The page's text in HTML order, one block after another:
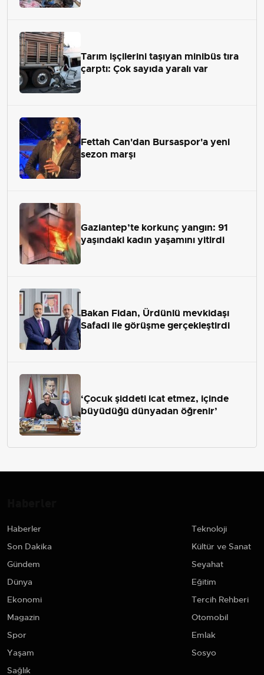
Tarım işçilerini taşıyan minibüs tıra
çarptı: Çok sayıda yaralı var
Fettah Can'dan Bursaspor'a yeni
sezon marşı
Gaziantep’te korkunç yangın: 91
yaşındaki kadın yaşamını yitirdi
Bakan Fidan, Ürdünlü mevkidaşı
Safadi ile görüşme gerçekleştirdi
‘Çocuk şiddeti icat etmez, içinde
büyüdüğü dünyadan öğrenir’
Haberler
Son Dakika
Gündem
Dünya
Ekonomi
Magazin
Spor
Yaşam
Sağlık
Teknoloji
Kültür ve Sanat
Seyahat
Eğitim
Tercih Rehberi
Otomobil
Emlak
Sosyo